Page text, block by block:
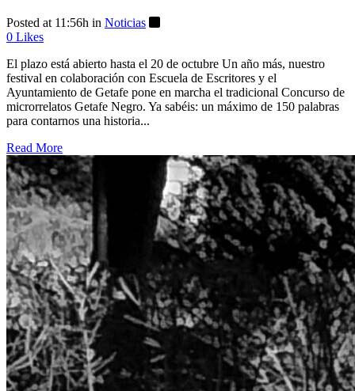
Posted at 11:56h in Noticias
0 Likes
El plazo está abierto hasta el 20 de octubre Un año más, nuestro
festival en colaboración con Escuela de Escritores y el
Ayuntamiento de Getafe pone en marcha el tradicional Concurso de
microrrelatos Getafe Negro. Ya sabéis: un máximo de 150 palabras
para contarnos una historia...
Read More